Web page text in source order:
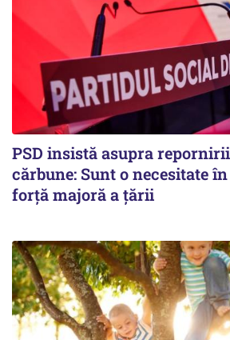
PSD insistă asupra
cărbune: Sunt o necesitate
forță majoră a țării